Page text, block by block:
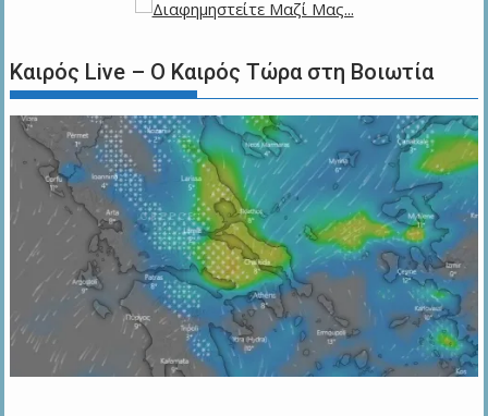
Καιρός Live – Ο Καιρός Τώρα στη Βοιωτία